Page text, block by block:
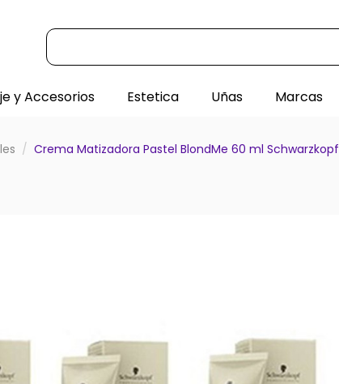
y Accesorios Estetica Uñas Marcas
Crema Matizadora Pastel BlondMe 60 ml Schwarzkopf